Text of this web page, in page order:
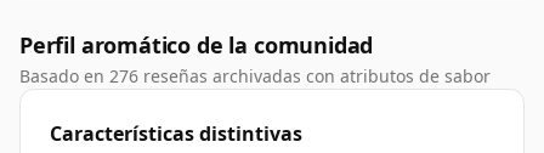
Perfil aromático de la comunidad
Basado en 276 reseñas archivadas con atributos de sabor
Características distintivas